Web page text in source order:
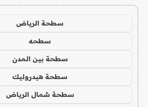
سطحة الرياض
سطحه
سطحة بين المدن
سطحة هيدروليك
سطحة شمال الرياض